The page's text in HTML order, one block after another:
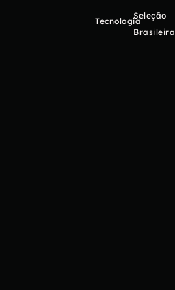
Tecnologia
Seleção
Brasileira